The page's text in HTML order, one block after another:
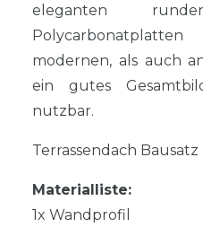
eleganten
modernen, als auch
ein gutes
nutzbar.
Terrassendach
Materialliste:
1x Wandprofil